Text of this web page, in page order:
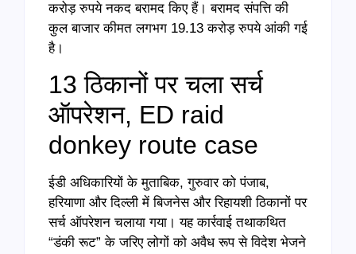
करोड़ रुपये नकद बरामद किए हैं। बरामद संपत्ति की
कुल बाजार कीमत लगभग 19.13 करोड़ रुपये आंकी गई
है।
13 ठिकानों पर चला सर्च
ऑपरेशन, ED raid
donkey route case
ईडी अधिकारियों के मुताबिक, गुरुवार को पंजाब,
हरियाणा और दिल्ली में बिजनेस और रिहायशी ठिकानों पर
सर्च ऑपरेशन चलाया गया। यह कार्रवाई तथाकथित
“डंकी रूट” के जरिए लोगों को अवैध रूप से विदेश भेजने